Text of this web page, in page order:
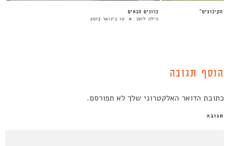
ברוכים הבאים
הילה לוטן 10 בינואר 2013
הקיבוצים”
הוסף תגובה
כתובת הדואר האלקטרוני שלך לא תפורסם.
תגובה